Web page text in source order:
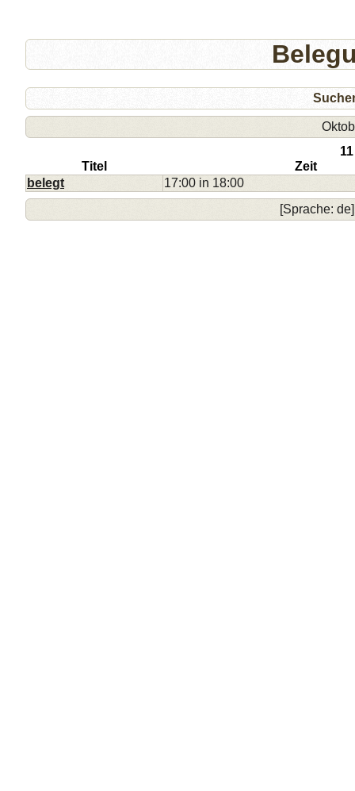
Titel
Zeit
belegt
17:00 in 18:00
[Sprache: